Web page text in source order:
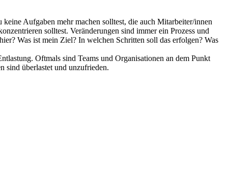
Aufgaben mehr machen solltest, die auch Mitarbeiter/innen
solltest. Veränderungen sind immer ein Prozess und
Was ist mein Ziel? In welchen Schritten soll das erfolgen? Was
Oftmals sind Teams und Organisationen an dem Punkt
sind überlastet und unzufrieden.